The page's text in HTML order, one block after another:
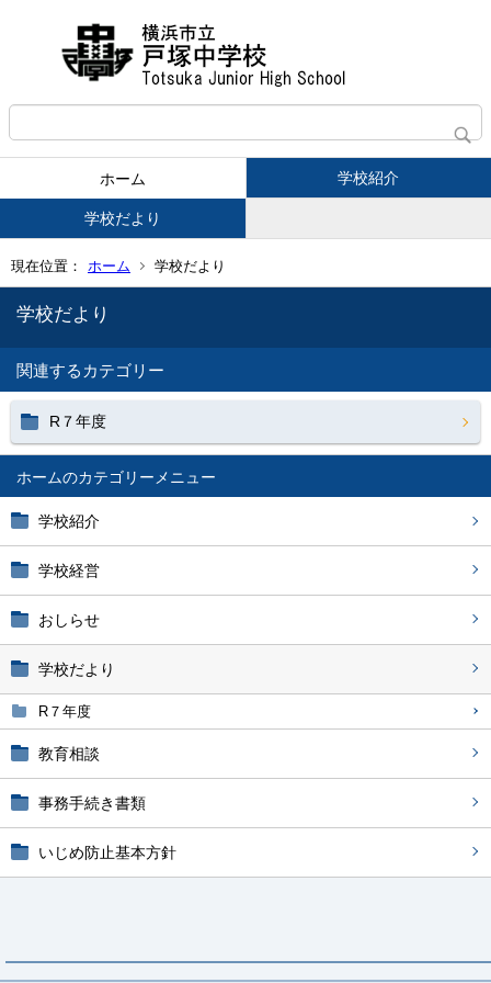
ホーム 学校紹介
学校だより
現在位置： ホーム 学校だより
ホーム
学校紹介
学校経営
おしらせ
学校だより
R７年度
教育相談
事務手続き書類
いじめ防止基本方針
学校だより
関連するカテゴリー
R７年度